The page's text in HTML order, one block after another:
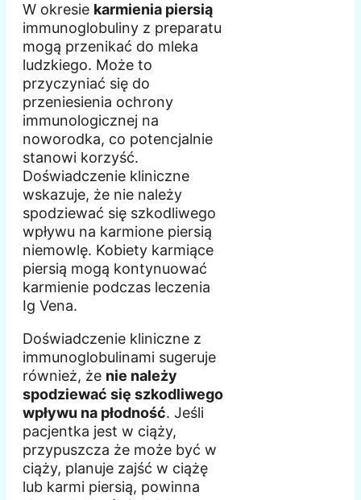
W okresie karmienia piersią
immunoglobuliny z preparatu
mogą przenikać do mleka
ludzkiego. Może to
przyczyniać się do
przeniesienia ochrony
immunologicznej na
noworodka, co potencjalnie
stanowi korzyść.
Doświadczenie kliniczne
wskazuje, że nie należy
spodziewać się szkodliwego
wpływu na karmione piersią
niemowlę. Kobiety karmiące
piersią mogą kontynuować
karmienie podczas leczenia
Ig Vena.
Doświadczenie kliniczne z
immunoglobulinami sugeruje
również, że nie należy
spodziewać się szkodliwego
wpływu na płodność. Jeśli
pacjentka jest w ciąży,
przypuszcza że może być w
ciąży, planuje zajść w ciążę
lub karmi piersią, powinna